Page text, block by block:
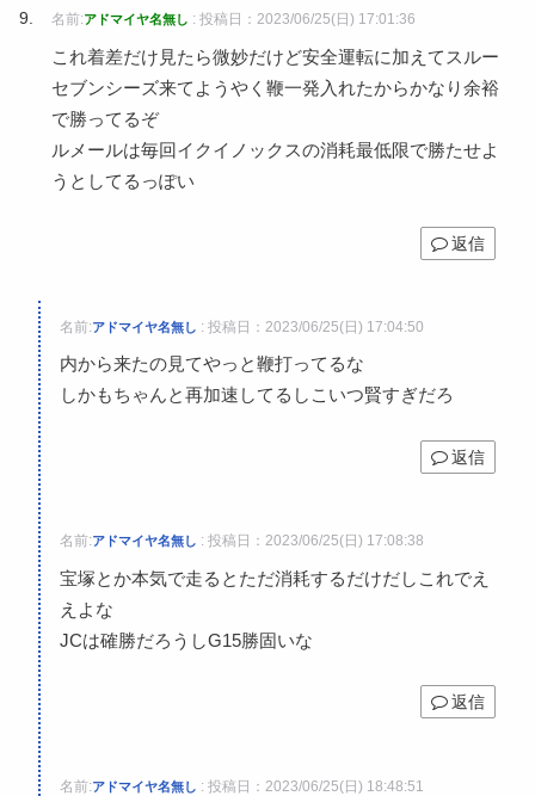
名前:アドマイヤ名無し : 投稿日：2023/06/25(日) 17:01:36
これ着差だけ見たら微妙だけど安全運転に加えてスルー
セブンシーズ来てようやく鞭一発入れたからかなり余裕
で勝ってるぞ
ルメールは毎回イクイノックスの消耗最低限で勝たせよ
うとしてるっぽい
返信
名前:アドマイヤ名無し : 投稿日：2023/06/25(日) 17:04:50
内から来たの見てやっと鞭打ってるな
しかもちゃんと再加速してるしこいつ賢すぎだろ
返信
名前:アドマイヤ名無し : 投稿日：2023/06/25(日) 17:08:38
宝塚とか本気で走るとただ消耗するだけだしこれでえ
えよな
JCは確勝だろうしG15勝固いな
返信
名前:アドマイヤ名無し : 投稿日：2023/06/25(日) 18:48:51